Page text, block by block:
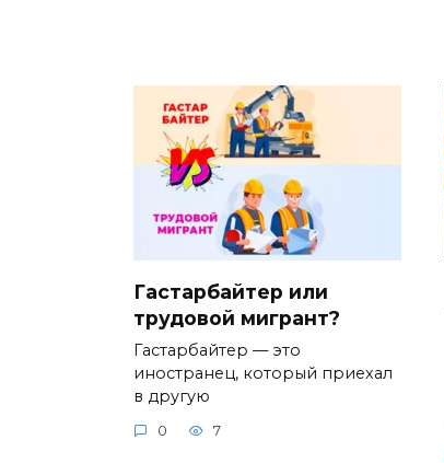
Гастарбайтер или
трудовой мигрант?
Гастарбайтер — это
иностранец, который приехал
в другую
0 7